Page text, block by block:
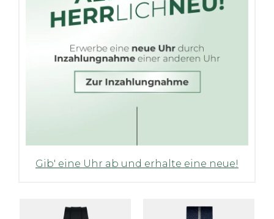
Gib' eine Uhr ab und erhalte eine neue!